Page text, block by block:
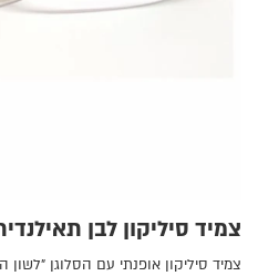
צמיד סיליקון לבן
צמיד סיליקון אופנתי עם הסלוגן